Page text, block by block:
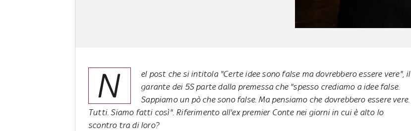
N
el post che si intitola "Certe idee sono false ma dovrebbero essere vere", il
garante dei 5S parte dalla premessa che "spesso crediamo a idee false.
Sappiamo un pò che sono false. Ma pensiamo che dovrebbero essere vere.
Tutti. Siamo fatti così". Riferimento all'ex premier Conte nei giorni in cui è alto lo
scontro tra di loro?